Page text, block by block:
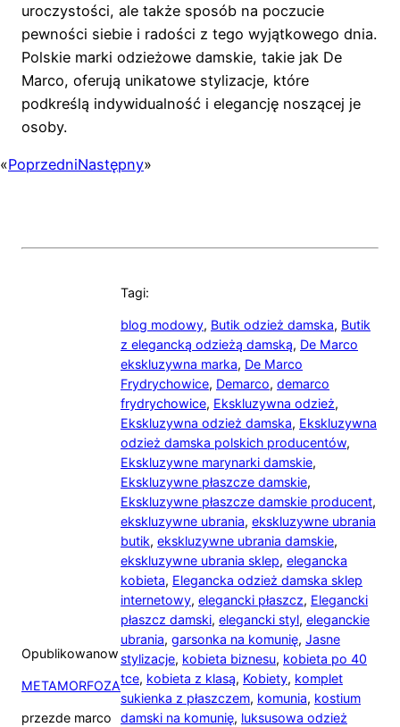
uroczystości, ale także sposób na poczucie
pewności siebie i radości z tego wyjątkowego dnia.
Polskie marki odzieżowe damskie, takie jak De
Marco, oferują unikatowe stylizacje, które
podkreślą indywidualność i elegancję noszącej je
osoby.
«PoprzedniNastępny»
Opublikowanow
METAMORFOZA
przezde marco
Tagi:
blog modowy, Butik odzież damska, Butik
z elegancką odzieżą damską, De Marco
ekskluzywna marka, De Marco
Frydrychowice, Demarco, demarco
frydrychowice, Ekskluzywna odzież,
Ekskluzywna odzież damska, Ekskluzywna
odzież damska polskich producentów,
Ekskluzywne marynarki damskie,
Ekskluzywne płaszcze damskie,
Ekskluzywne płaszcze damskie producent,
ekskluzywne ubrania, ekskluzywne ubrania
butik, ekskluzywne ubrania damskie,
ekskluzywne ubrania sklep, elegancka
kobieta, Elegancka odzież damska sklep
internetowy, elegancki płaszcz, Elegancki
płaszcz damski, elegancki styl, eleganckie
ubrania, garsonka na komunię, Jasne
stylizacje, kobieta biznesu, kobieta po 40
tce, kobieta z klasą, Kobiety, komplet
sukienka z płaszczem, komunia, kostium
damski na komunię, luksusowa odzież